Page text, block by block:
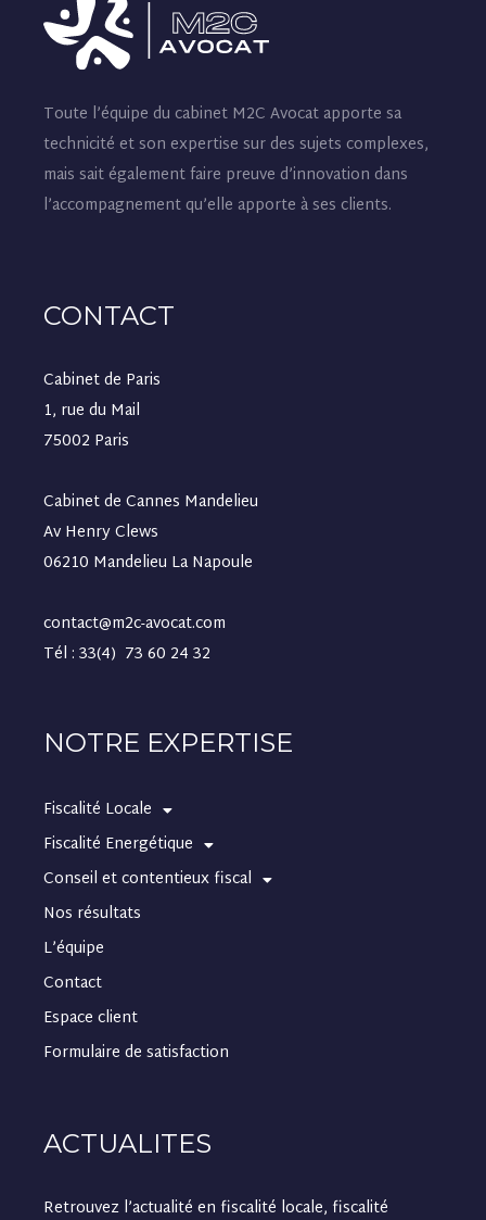
Toute l’équipe du cabinet M2C Avocat apporte sa
technicité et son expertise sur des sujets complexes,
mais sait également faire preuve d’innovation dans
l’accompagnement qu’elle apporte à ses clients.
CONTACT
Cabinet de Paris
1, rue du Mail
75002 Paris
Cabinet de Cannes Mandelieu
Av Henry Clews
06210 Mandelieu La Napoule
contact@m2c-avocat.com
Tél : 33(4) 73 60 24 32
NOTRE EXPERTISE
Fiscalité Locale
Fiscalité Energétique
Conseil et contentieux fiscal
Nos résultats
L’équipe
Contact
Espace client
Formulaire de satisfaction
ACTUALITES
Retrouvez l’actualité en fiscalité locale, fiscalité